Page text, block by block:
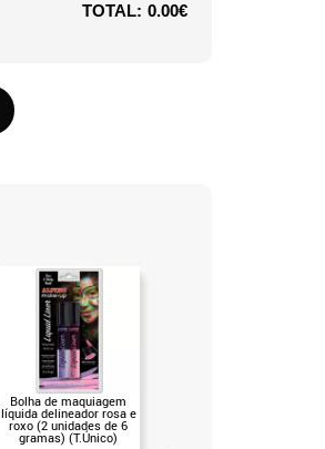
TOTAL: 0.00€
Bolha de maquiagem
líquida delineador rosa e
roxo (2 unidades de 6
gramas) (T.Único)